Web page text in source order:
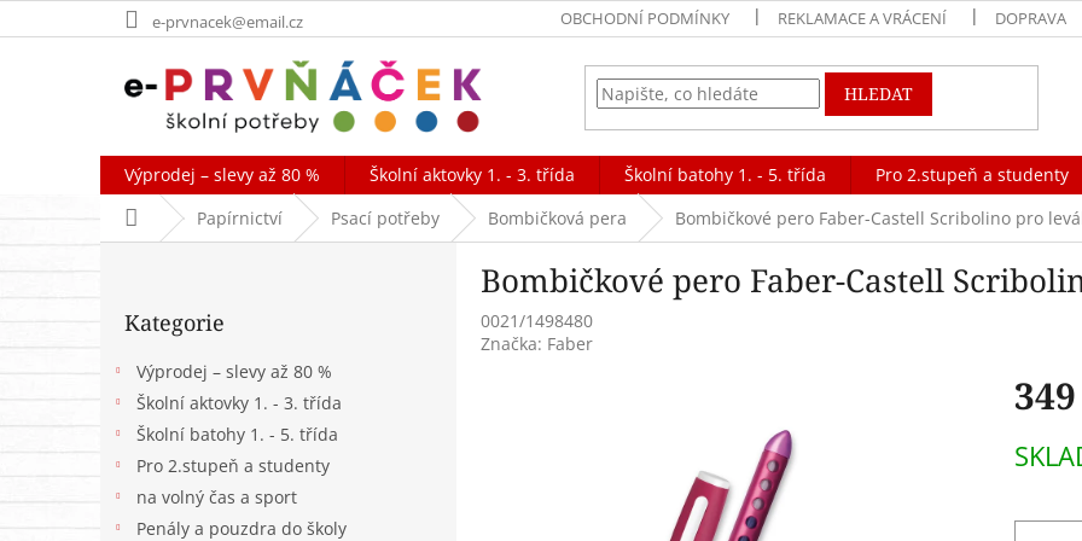
na
e-prvnacek@email.cz OBCHODNÍ PODMÍNKY REKLAMACE A VRÁCENÍ DOPRAVA
HLEDAT
Výprodej – slevy až 80 % Školní aktovky 1. - 3. třída Školní batohy 1. - 5. třída Pro 2.stupeň a studenty
Domů Papírnictví Psací potřeby Bombičková pera Bombičkové pero Faber-Castell Scribolino pro
P
kategorie
Kategorie
Výprodej – slevy až 80 %
Školní aktovky 1. - 3. třída
Školní batohy 1. - 5. třída
Pro 2.stupeň a studenty
na volný čas a sport
Penály a pouzdra do školy
Bombičkové pero Faber-Castell
0021/1498480
Značka: Faber
cena: